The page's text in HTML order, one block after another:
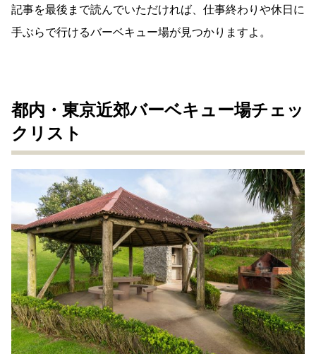
記事を最後まで読んでいただければ、仕事終わりや休日に
手ぶらで行けるバーベキュー場が見つかりますよ。
都内・東京近郊バーベキュー場チェッ
クリスト